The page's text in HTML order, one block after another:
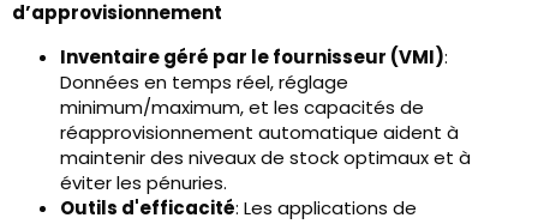
d’approvisionnement
Inventaire géré par le fournisseur (VMI):
Données en temps réel, réglage
minimum/maximum, et les capacités de
réapprovisionnement automatique aident à
maintenir des niveaux de stock optimaux et à
éviter les pénuries.
Outils d'efficacité: Les applications de